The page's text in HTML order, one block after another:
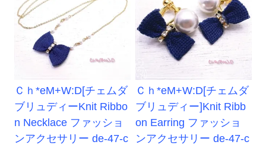
Ｃｈ*eM+W:D[チェムダ
ブリュディーKnit Ribbo
n Necklace ファッショ
ンアクセサリー de-47-c
Ｃｈ*eM+W:D[チェムダ
ブリュディー]Knit Ribb
on Earring ファッショ
ンアクセサリー de-47-c